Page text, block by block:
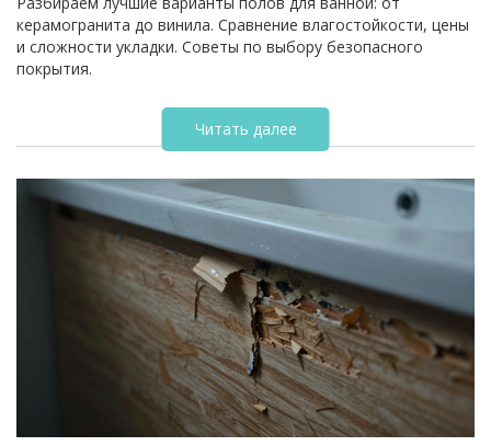
керамогранита до винила. Сравнение влагостойкости, цены
и сложности укладки. Советы по выбору безопасного
покрытия.
Читать далее